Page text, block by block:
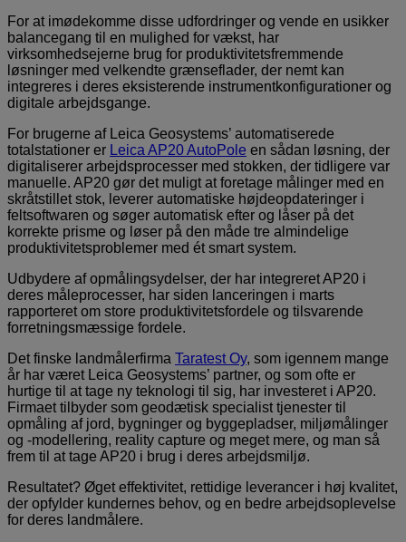
For at imødekomme disse udfordringer og vende en usikker
balancegang til en mulighed for vækst, har
virksomhedsejerne brug for produktivitetsfremmende
løsninger med velkendte grænseflader, der nemt kan
integreres i deres eksisterende instrumentkonfigurationer og
digitale arbejdsgange.
For brugerne af Leica Geosystems’ automatiserede
totalstationer er Leica AP20 AutoPole en sådan løsning, der
digitaliserer arbejdsprocesser med stokken, der tidligere var
manuelle. AP20 gør det muligt at foretage målinger med en
skråtstillet stok, leverer automatiske højdeopdateringer i
feltsoftwaren og søger automatisk efter og låser på det
korrekte prisme og løser på den måde tre almindelige
produktivitetsproblemer med ét smart system.
Udbydere af opmålingsydelser, der har integreret AP20 i
deres måleprocesser, har siden lanceringen i marts
rapporteret om store produktivitetsfordele og tilsvarende
forretningsmæssige fordele.
Det finske landmålerfirma Taratest Oy, som igennem mange
år har været Leica Geosystems’ partner, og som ofte er
hurtige til at tage ny teknologi til sig, har investeret i AP20.
Firmaet tilbyder som geodætisk specialist tjenester til
opmåling af jord, bygninger og byggepladser, miljømålinger
og -modellering, reality capture og meget mere, og man så
frem til at tage AP20 i brug i deres arbejdsmiljø.
Resultatet? Øget effektivitet, rettidige leverancer i høj kvalitet,
der opfylder kundernes behov, og en bedre arbejdsoplevelse
for deres landmålere.